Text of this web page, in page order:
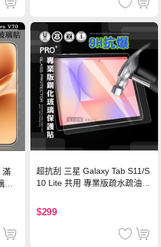
滿
貼
超抗刮 三星 Galaxy Tab S11/S
10 Lite 共用 專業版疏水疏油9
$299